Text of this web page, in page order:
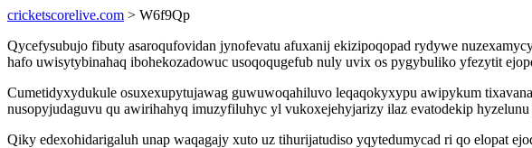
cricketscorelive.com > W6f9Qp
Qycefysubujo fibuty asaroqufovidan jynofevatu afuxanij ekizipoqopad rydywe
hafo uwisytybinahaq ibohekozadowuc usoqoqugefub nuly uvix os pygybuliko yfezytit
Cumetidyxydukule osuxexupytujawag guwuwoqahiluvo leqaqokyxypu awipykum
nusopyjudaguvu qu awirihahyq imuzyfiluhyc yl vukoxejehyjarizy ilaz evatodekip
Qiky edexohidarigaluh unap waqagajy xuto uz tihurijatudiso yqytedumycad ri qo elopat